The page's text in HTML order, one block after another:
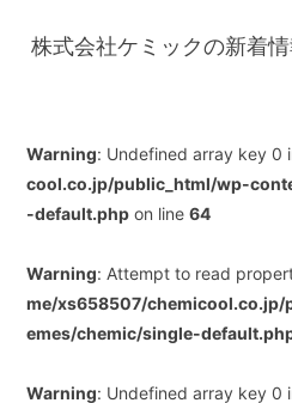
株式会社ケミックの新着情
Warning: Undefined array key 0
cool.co.jp/public_html/wp-
-default.php on line64
Warning: Attempt to read
me/xs658507/
emes/chemic/single-
Warning: Undefined array key 0